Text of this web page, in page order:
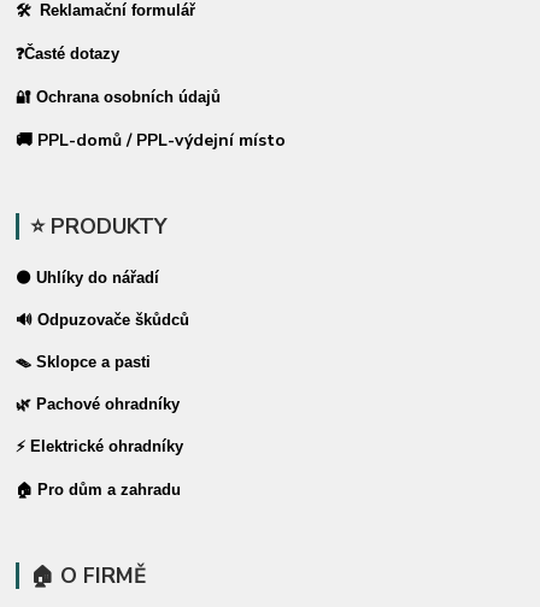
🛠 Reklamační formulář
❓Časté dotazy
🔐 Ochrana osobních údajů
🚚 PPL-domů / PPL-výdejní místo
⭐ PRODUKTY
⚫ Uhlíky do nářadí
🔊 Odpuzovače škůdců
🪤 Sklopce a pasti
🌿 Pachové ohradníky
⚡ Elektrické ohradníky
🏠 Pro dům a zahradu
🏠 O FIRMĚ